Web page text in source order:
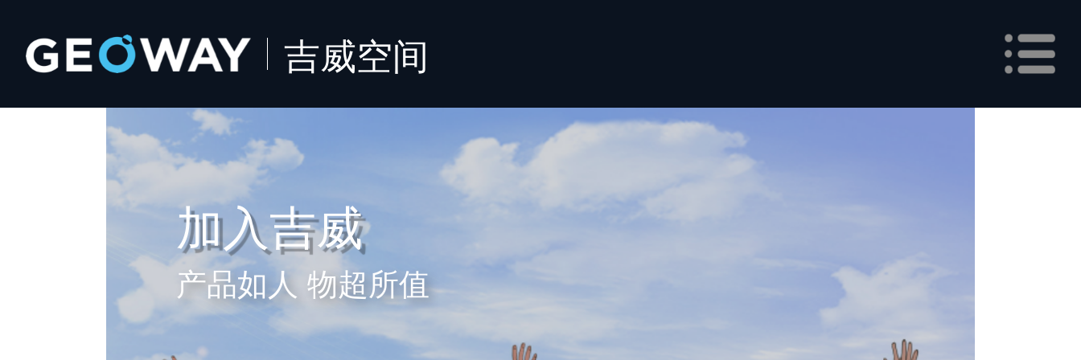
吉威空间
加入吉威
产品如人 物超所值